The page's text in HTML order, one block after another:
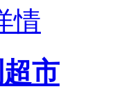
情
市